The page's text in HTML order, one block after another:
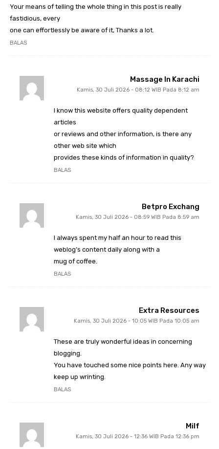
Your means of telling the whole thing in this post is really
fastidious, every
one can effortlessly be aware of it, Thanks a lot.
BALAS
Massage In Karachi
Kamis, 30 Juli 2026 - 08:12 WIB Pada 8:12 am
I know this website offers quality dependent
articles
or reviews and other information, is there any
other web site which
provides these kinds of information in quality?
BALAS
Betpro Exchang
Kamis, 30 Juli 2026 - 08:59 WIB Pada 8:59 am
I always spent my half an hour to read this
weblog’s content daily along with a
mug of coffee.
BALAS
Extra Resources
Kamis, 30 Juli 2026 - 10:05 WIB Pada 10:05 am
These are truly wonderful ideas in concerning
blogging.
You have touched some nice points here. Any way
keep up wrinting.
BALAS
Milf
Kamis, 30 Juli 2026 - 12:36 WIB Pada 12:36 pm